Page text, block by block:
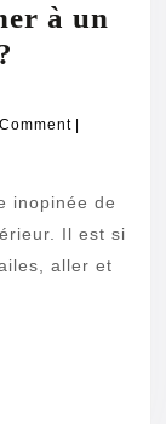
à un
donner
un
oiseau
sauvage
inopinée de
Il est si
aller et